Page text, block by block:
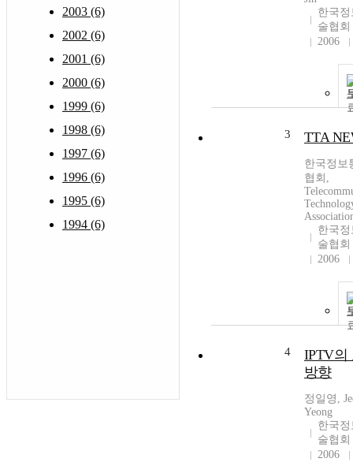
2003 (6)
2002 (6)
2001 (6)
2000 (6)
1999 (6)
1998 (6)
1997 (6)
1996 (6)
1995 (6)
1994 (6)
한국
술협회
2006
3 TTA
한국정보
협회,
한국
술협회
2006
4
IPTV의
방향
정일영,
Yeong
한국
술협회
2006